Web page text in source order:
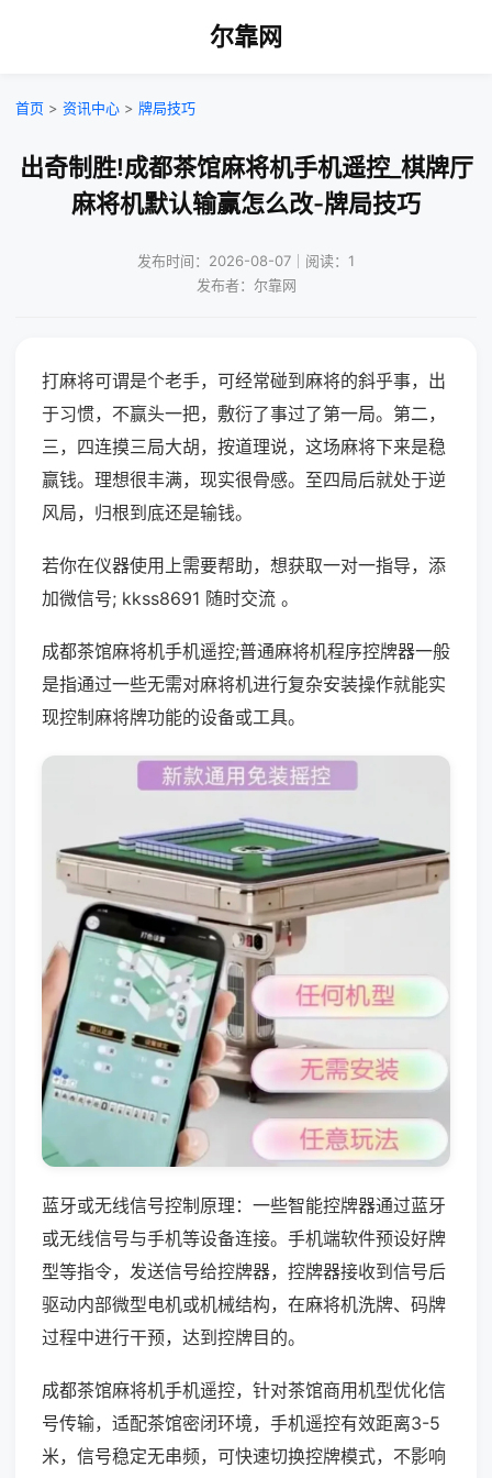
尔靠网
首页 > 资讯中心 > 牌局技巧
出奇制胜!成都茶馆麻将机手机遥控_棋牌厅
麻将机默认输赢怎么改-牌局技巧
发布时间：2026-08-07｜阅读：1
发布者：尔靠网
打麻将可谓是个老手，可经常碰到麻将的斜乎事，出
于习惯，不赢头一把，敷衍了事过了第一局。第二，
三，四连摸三局大胡，按道理说，这场麻将下来是稳
赢钱。理想很丰满，现实很骨感。至四局后就处于逆
风局，归根到底还是输钱。
若你在仪器使用上需要帮助，想获取一对一指导，添
加微信号; kkss8691 随时交流 。
成都茶馆麻将机手机遥控;普通麻将机程序控牌器一般
是指通过一些无需对麻将机进行复杂安装操作就能实
现控制麻将牌功能的设备或工具。
蓝牙或无线信号控制原理：一些智能控牌器通过蓝牙
或无线信号与手机等设备连接。手机端软件预设好牌
型等指令，发送信号给控牌器，控牌器接收到信号后
驱动内部微型电机或机械结构，在麻将机洗牌、码牌
过程中进行干预，达到控牌目的。
成都茶馆麻将机手机遥控，针对茶馆商用机型优化信
号传输，适配茶馆密闭环境，手机遥控有效距离3-5
米，信号稳定无串频，可快速切换控牌模式，不影响